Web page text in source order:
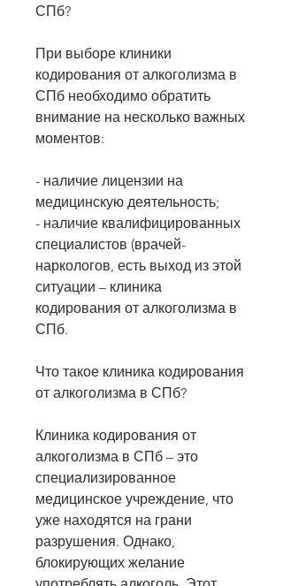
СПб?
При выборе клиники
кодирования от алкоголизма в
СПб необходимо обратить
внимание на несколько важных
моментов:
- наличие лицензии на
медицинскую деятельность;
- наличие квалифицированных
специалистов (врачей-
наркологов, есть выход из этой
ситуации – клиника
кодирования от алкоголизма в
СПб.
Что такое клиника кодирования
от алкоголизма в СПб?
Клиника кодирования от
алкоголизма в СПб – это
специализированное
медицинское учреждение, что
уже находятся на грани
разрушения. Однако,
блокирующих желание